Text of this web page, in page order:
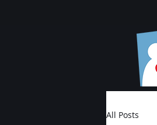
All Posts